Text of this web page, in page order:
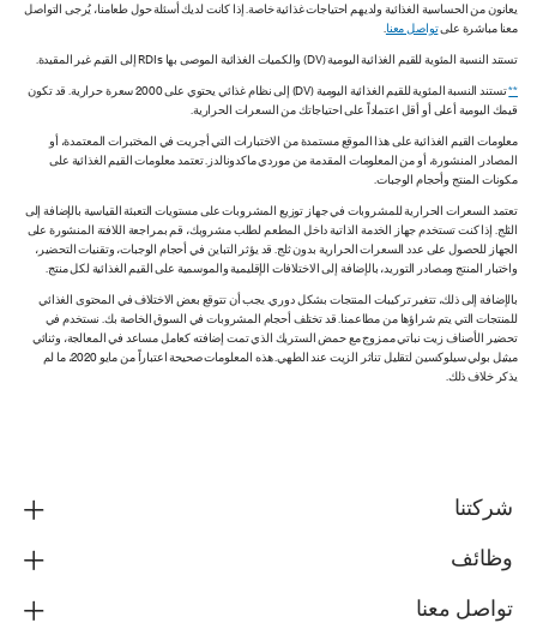
يعانون من الحساسية الغذائية ولديهم احتياجات غذائية خاصة. إذا كانت لديك أسئلة حول طعامنا، يُرجى التواصل
معنا مباشرة علىتواصل معنا.
تستند النسبة المئوية للقيم الغذائية اليومية (DV) والكميات الغذائية الموصى بها RDIs إلى القيم غير المقيدة.
**
تستند النسبة المئوية للقيم الغذائية اليومية (DV) إلى نظام غذائي يحتوي على 2000 سعرة حرارية. قد تكون
قيمك اليومية أعلى أو أقل اعتماداً على احتياجاتك من السعرات الحرارية.
معلومات القيم الغذائية على هذا الموقع مستمدة من الاختبارات التي أجريت في المختبرات المعتمدة، أو
المصادر المنشورة، أو من المعلومات المقدمة من موردي ماكدونالدز. تعتمد معلومات القيم الغذائية على
مكونات المنتج وأحجام الوجبات.
تعتمد السعرات الحرارية للمشروبات في جهاز توزيع المشروبات على مستويات التعبئة القياسية بالإضافة إلى
الثلج. إذا كنت تستخدم جهاز الخدمة الذاتية داخل المطعم لطلب مشروبك، قم بمراجعة اللافتة المنشورة على
الجهاز للحصول على عدد السعرات الحرارية بدون ثلج. قد يؤثر التباين في أحجام الوجبات، وتقنيات التحضير،
واختبار المنتج ومصادر التوريد، بالإضافة إلى الاختلافات الإقليمية والموسمية على القيم الغذائية لكل منتج.
بالإضافة إلى ذلك، تتغير تركيبات المنتجات بشكل دوري. يجب أن تتوقع بعض الاختلاف في المحتوى الغذائي
للمنتجات التي يتم شراؤها من مطاعمنا. قد تختلف أحجام المشروبات في السوق الخاصة بك. نستخدم في
تحضير الأصناف زيت نباتي ممزوج مع حمض الستريك الذي تمت إضافته كعامل مساعد في المعالجة، وثنائي
ميثيل بولي سيلوكسين لتقليل تناثر الزيت عند الطهي. هذه المعلومات صحيحة اعتباراً من مايو 2020، ما لم
يذكر خلاف ذلك.
شركتنا
وظائف
تواصل معنا